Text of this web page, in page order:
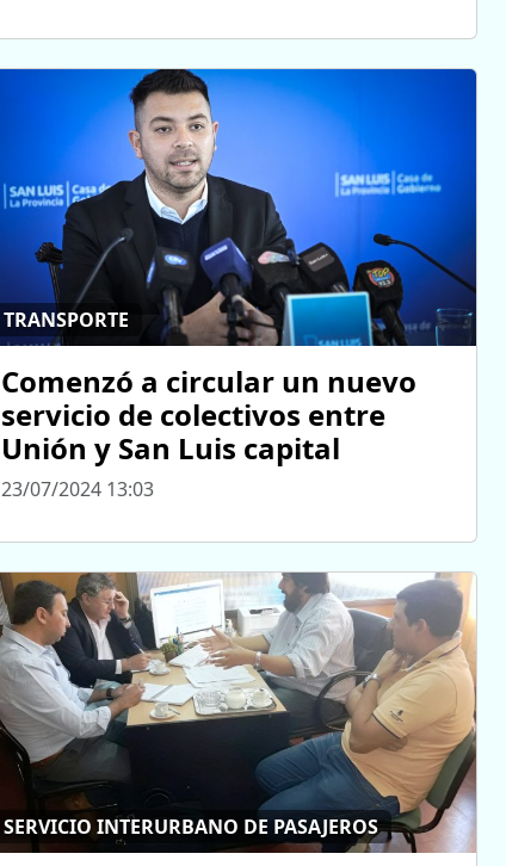
TRANSPORTE
Comenzó a circular un nuevo
servicio de colectivos entre
Unión y San Luis capital
23/07/2024 13:03
SERVICIO INTERURBANO DE PASAJEROS